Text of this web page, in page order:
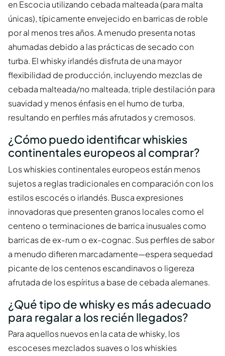
en Escocia utilizando cebada malteada (para malta
únicas), típicamente envejecido en barricas de roble
por al menos tres años. A menudo presenta notas
ahumadas debido a las prácticas de secado con
turba. El whisky irlandés disfruta de una mayor
flexibilidad de producción, incluyendo mezclas de
cebada malteada/no malteada, triple destilación para
suavidad y menos énfasis en el humo de turba,
resultando en perfiles más afrutados y cremosos.
¿Cómo puedo identificar whiskies
continentales europeos al comprar?
Los whiskies continentales europeos están menos
sujetos a reglas tradicionales en comparación con los
estilos escocés o irlandés. Busca expresiones
innovadoras que presenten granos locales como el
centeno o terminaciones de barrica inusuales como
barricas de ex-rum o ex-cognac. Sus perfiles de sabor
a menudo difieren marcadamente—espera sequedad
picante de los centenos escandinavos o ligereza
afrutada de los espíritus a base de cebada alemanes.
¿Qué tipo de whisky es más adecuado
para regalar a los recién llegados?
Para aquellos nuevos en la cata de whisky, los
escoceses mezclados suaves o los whiskies